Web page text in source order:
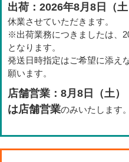
出荷：2026年8月8日（
休業させていただきます。
※出荷業務につきましたは、
となります。
発送日時指定はご希望に添え
願います。
店舗営業：8月8日（土）
は店舗営業のみいたします。